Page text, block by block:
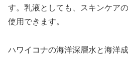
す。乳液としても、スキンケア
使用できます。
ハワイコナの海洋深層水と海洋